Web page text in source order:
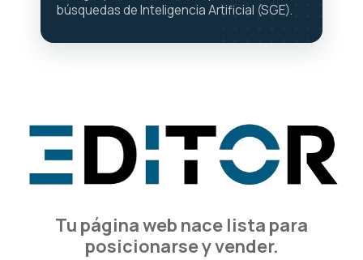
búsquedas de Inteligencia Artificial (SGE).
Tu página web nace lista para
posicionarse y vender.